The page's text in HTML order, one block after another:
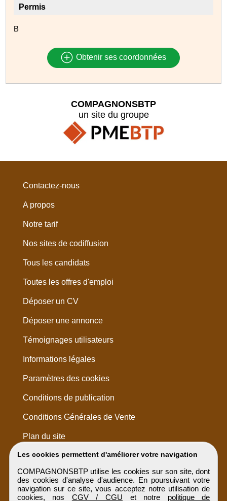
Permis
B
Obtenir ses coordonnées
Les cookies permettent d'améliorer votre navigation
COMPAGNONSBTP utilise les cookies sur son site, dont
des cookies d'analyse d'audience. En poursuivant votre
navigation sur ce site, vous acceptez notre utilisation de
cookies, nos CGV / CGU et notre politique de
COMPAGNONSBTP
un site du groupe
Contactez-nous
A propos
Notre tarif
Nos sites de codiffusion
Tous les candidats
Toutes les offres d'emploi
Déposer un CV
Déposer une annonce
Témoignages utilisateurs
Informations légales
Paramètres des cookies
Conditions de publication
Conditions Générales de Vente
Plan du site